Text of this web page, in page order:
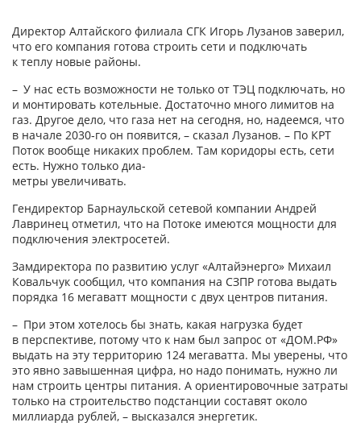
Директор Алтайского филиала СГК Игорь Лузанов заверил,
что его компания готова строить сети и подключать
к теплу новые районы.
– У нас есть возможности не только от ТЭЦ подключать, но
и монтировать котельные. Достаточно много лимитов на
газ. Другое дело, что газа нет на сегодня, но, надеемся, что
в начале 2030‑го он появится, – сказал Лузанов. – По КРТ
Поток вообще никаких проблем. Там коридоры есть, сети
есть. Нужно только диа-
метры увеличивать.
Гендиректор Барнаульской сетевой компании Андрей
Лавринец отметил, что на Потоке имеются мощности для
подключения электросетей.
Замдиректора по развитию услуг «Алтайэнерго» Михаил
Ковальчук сообщил, что компания на СЗПР готова выдать
порядка 16 мегаватт мощности с двух центров питания.
– При этом хотелось бы знать, какая нагрузка будет
в перспективе, потому что к нам был запрос от «ДОМ.РФ»
выдать на эту территорию 124 мегаватта. Мы уверены, что
это явно завышенная цифра, но надо понимать, нужно ли
нам строить центры питания. А ориентировочные затраты
только на строительство подстанции составят около
миллиарда руб­лей, – высказался энергетик.